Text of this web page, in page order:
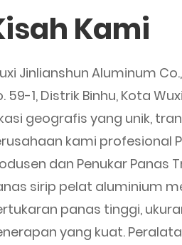
Kami
Jinlianshun Aluminum
59-1, Distrik Binhu, Kota
geografis yang unik,
kami profesional
dan Penukar Panas
sirip pelat aluminium
panas tinggi,
yang kuat.